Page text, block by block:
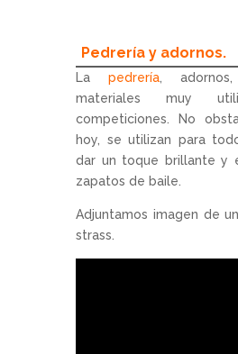
Pedrería y adornos.
La pedrería,
materiales muy
competiciones. No
hoy, se utilizan para
dar un toque brillante y
zapatos de baile.
Adjuntamos imagen de
strass.